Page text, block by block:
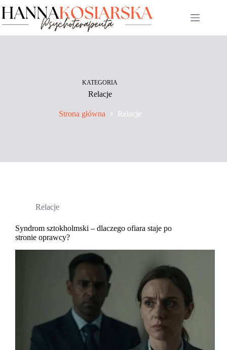
do
KATEGORIA
Relacje
Strona główna Relacje
Relacje
Syndrom sztokholmski – dlaczego ofiara staje po
stronie oprawcy?